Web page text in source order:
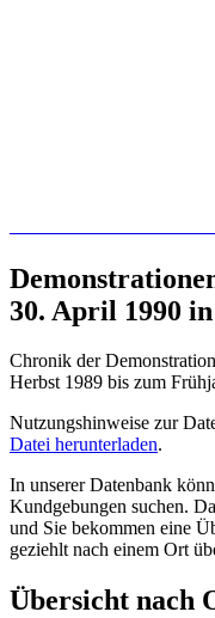
30. April 1990
Chronik der
Herbst 1989 bis zum
Nutzungshinweise zur
Datei herunterladen.
In unserer Datenbank
Kundgebungen suchen.
und Sie bekommen eine
geziehlt nach einem Ort
Übersicht nach